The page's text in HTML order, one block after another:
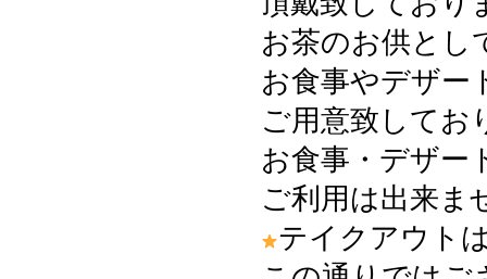
お茶のお供とし
お食事やデザー
ご用意致してお
お食事・デザー
ご利用は出来ま
テイクアウト